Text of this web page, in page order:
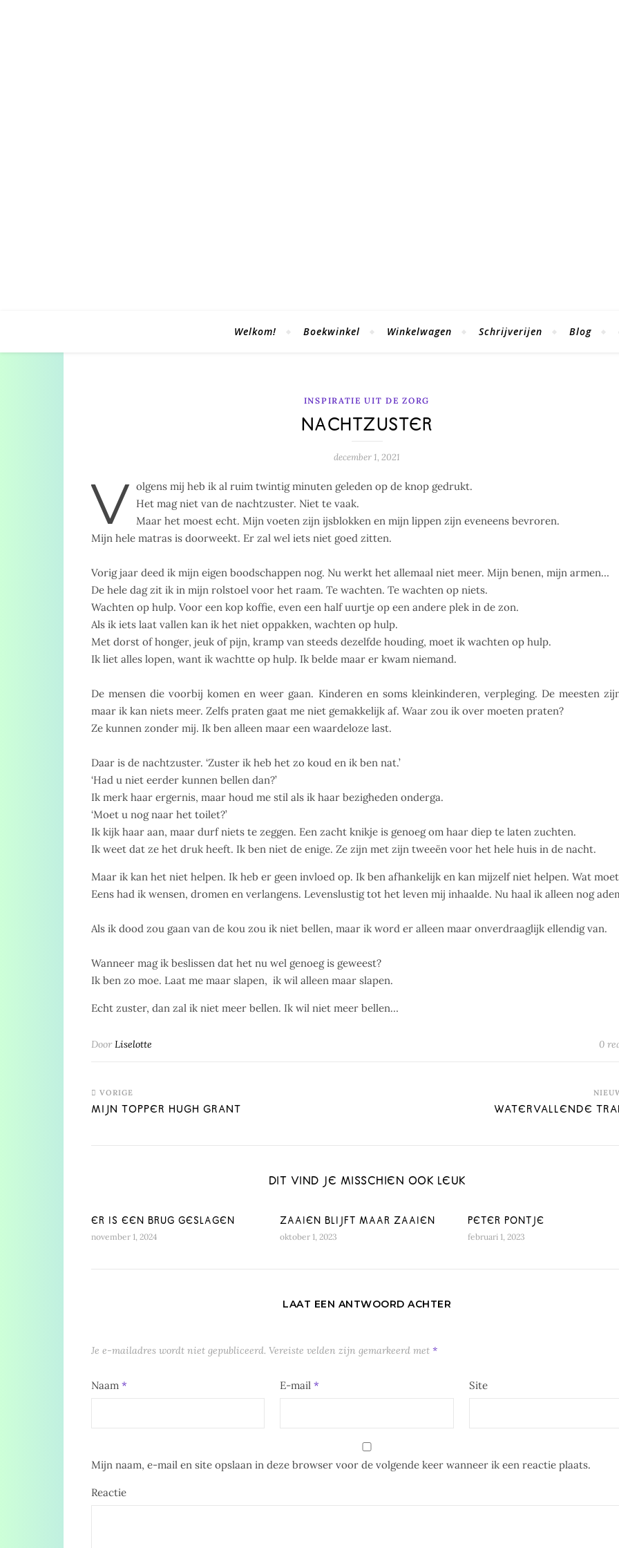
Welkom! Boekwinkel Winkelwagen Schrijverijen Blog
INSPIRATIE UIT DE ZORG
NACHTZUSTER
december 1, 2021
V olgens mij heb ik al ruim twintig minuten geleden op de knop gedrukt.
Het mag niet van de nachtzuster. Niet te vaak.
Maar het moest echt. Mijn voeten zijn ijsblokken en mijn lippen zijn eveneens bevroren.
Mijn hele matras is doorweekt. Er zal wel iets niet goed zitten.
Vorig jaar deed ik mijn eigen boodschappen nog. Nu werkt het allemaal niet meer. Mijn benen, mijn armen…
De hele dag zit ik in mijn rolstoel voor het raam. Te wachten. Te wachten op niets.
Wachten op hulp. Voor een kop koffie, even een half uurtje op een andere plek in de zon.
Als ik iets laat vallen kan ik het niet oppakken, wachten op hulp.
Met dorst of honger, jeuk of pijn, kramp van steeds dezelfde houding, moet ik wachten op hulp.
Ik liet alles lopen, want ik wachtte op hulp. Ik belde maar er kwam niemand.
De mensen die voorbij komen en weer gaan. Kinderen en soms kleinkinderen, verpleging. De meesten
maar ik kan niets meer. Zelfs praten gaat me niet gemakkelijk af. Waar zou ik over moeten praten?
Ze kunnen zonder mij. Ik ben alleen maar een waardeloze last.
Daar is de nachtzuster. ‘Zuster ik heb het zo koud en ik ben nat.’
‘Had u niet eerder kunnen bellen dan?’
Ik merk haar ergernis, maar houd me stil als ik haar bezigheden onderga.
‘Moet u nog naar het toilet?’
Ik kijk haar aan, maar durf niets te zeggen. Een zacht knikje is genoeg om haar diep te laten zuchten.
Ik weet dat ze het druk heeft. Ik ben niet de enige. Ze zijn met zijn tweeën voor het hele huis in de nacht.
Maar ik kan het niet helpen. Ik heb er geen invloed op. Ik ben afhankelijk en kan mijzelf niet helpen. Wat
Eens had ik wensen, dromen en verlangens. Levenslustig tot het leven mij inhaalde. Nu haal ik alleen nog
Als ik dood zou gaan van de kou zou ik niet bellen, maar ik word er alleen maar onverdraaglijk ellendig van.
Wanneer mag ik beslissen dat het nu wel genoeg is geweest?
Ik ben zo moe. Laat me maar slapen, ik wil alleen maar slapen.
Echt zuster, dan zal ik niet meer bellen. Ik wil niet meer bellen…
DoorLiselotte 0
VORIGE
MIJN TOPPER HUGH GRANT WATERVALLENDE
DIT VIND JE MISSCHIEN OOK LEUK
ER IS EEN BRUG GESLAGEN
november 1, 2024
ZAAIEN BLIJFT MAAR ZAAIEN
oktober 1, 2023
PETER PONTJE
februari 1, 2023
LAAT EEN ANTWOORD ACHTER
Je e-mailadres wordt niet gepubliceerd. Vereiste velden zijn gemarkeerd met *
Naam * E-mail* Site
Mijn naam, e-mail en site opslaan in deze browser voor de volgende keer wanneer ik een reactie plaats.
Reactie